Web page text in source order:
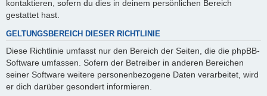
kontaktieren, sofern du dies in deinem persönlichen Bereich
gestattet hast.
GELTUNGSBEREICH DIESER RICHTLINIE
Diese Richtlinie umfasst nur den Bereich der Seiten, die die phpBB-
Software umfassen. Sofern der Betreiber in anderen Bereichen
seiner Software weitere personenbezogene Daten verarbeitet, wird
er dich darüber gesondert informieren.